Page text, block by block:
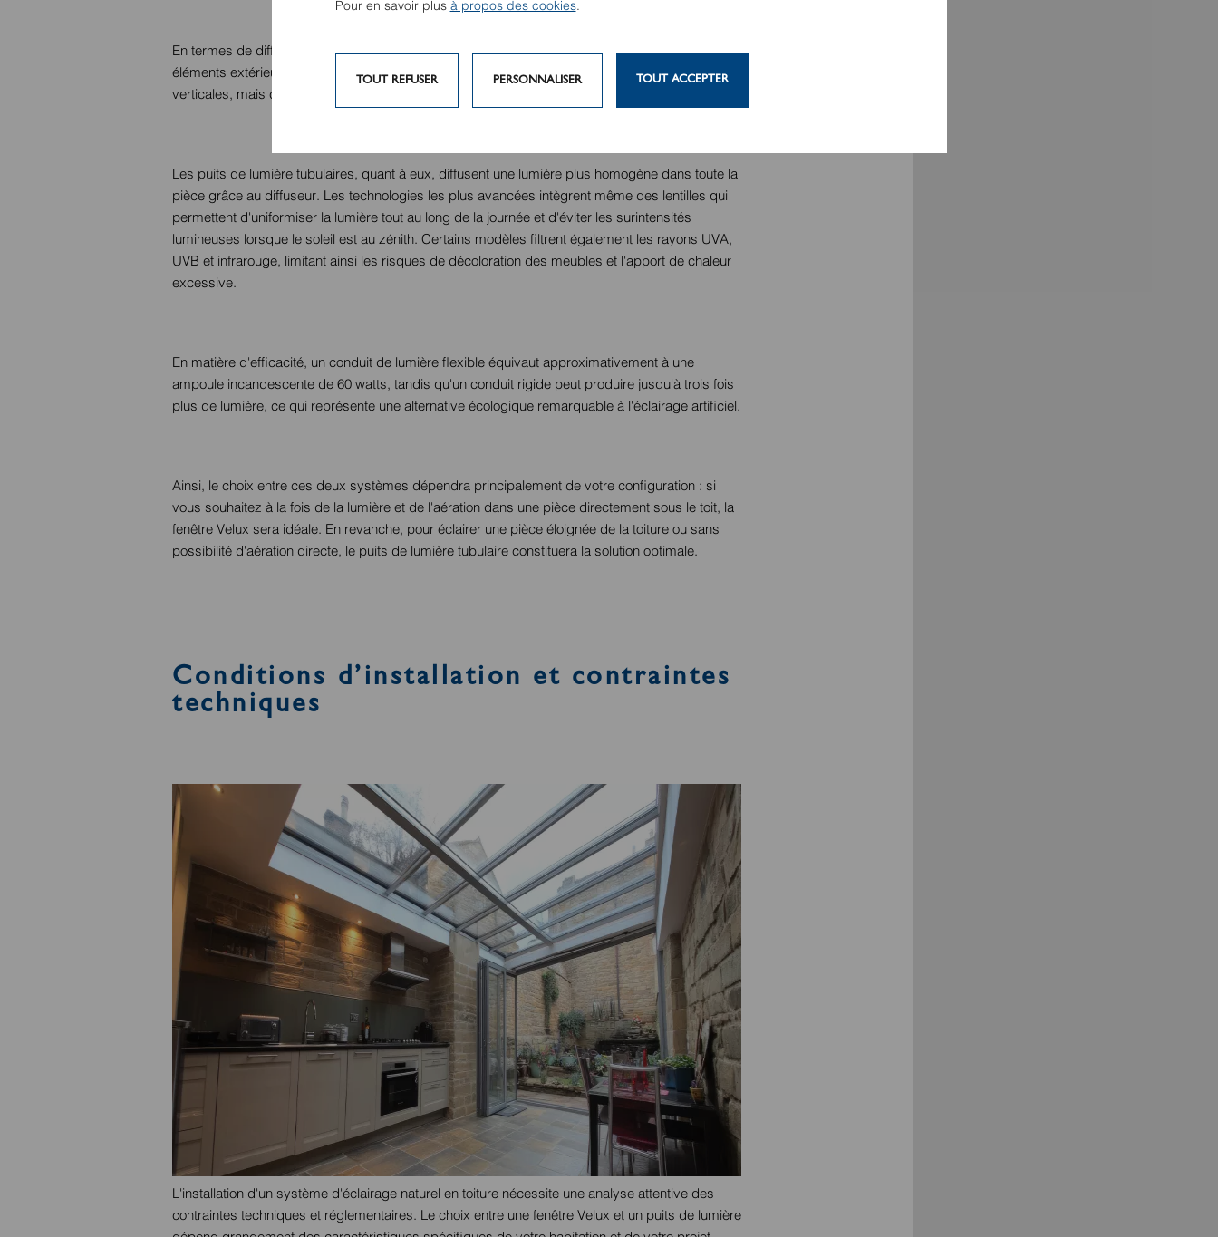
En termes de diffusion lumineuse, les fenêtres de toit offrent une vue directe sur le ciel et les
éléments extérieurs. Elles peuvent fournir jusqu'à deux fois plus de lumière que les fenêtres
verticales, mais cette lumière est concentrée dans la zone directement sous la fenêtre.
Les puits de lumière tubulaires, quant à eux, diffusent une lumière plus homogène dans toute la
pièce grâce au diffuseur. Les technologies les plus avancées intègrent même des lentilles qui
permettent d'uniformiser la lumière tout au long de la journée et d'éviter les surintensités
lumineuses lorsque le soleil est au zénith. Certains modèles filtrent également les rayons UVA,
UVB et infrarouge, limitant ainsi les risques de décoloration des meubles et l'apport de chaleur
excessive.
En matière d'efficacité, un conduit de lumière flexible équivaut approximativement à une
ampoule incandescente de 60 watts, tandis qu'un conduit rigide peut produire jusqu'à trois fois
plus de lumière, ce qui représente une alternative écologique remarquable à l'éclairage artificiel.
Ainsi, le choix entre ces deux systèmes dépendra principalement de votre configuration : si
vous souhaitez à la fois de la lumière et de l'aération dans une pièce directement sous le toit, la
fenêtre Velux sera idéale. En revanche, pour éclairer une pièce éloignée de la toiture ou sans
possibilité d'aération directe, le puits de lumière tubulaire constituera la solution optimale.
Conditions d’installation et contraintes
techniques
L'installation d'un système d'éclairage naturel en toiture nécessite une analyse attentive des
contraintes techniques et réglementaires. Le choix entre une fenêtre Velux et un puits de lumière
Pour en savoir plus à propos des cookies.
TOUT REFUSER PERSONNALISER TOUT ACCEPTER